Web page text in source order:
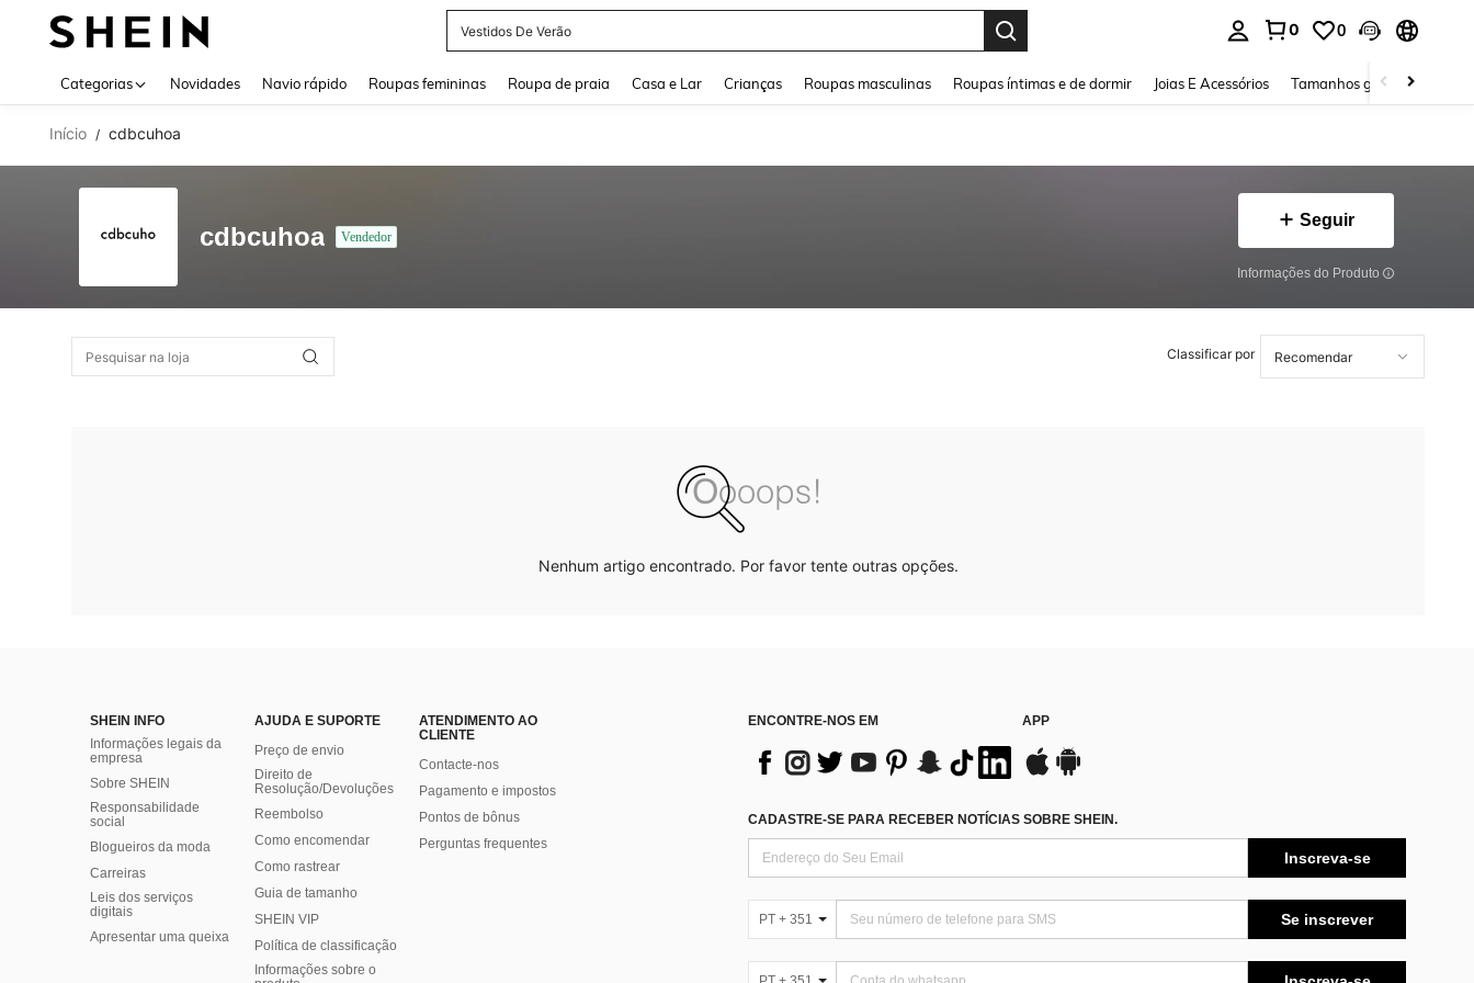
Vestidos De Verão
0 0
Categorias Novidades Navio rápido Roupas femininas Roupa de praia Casa e Lar Crianças Roupas masculinas Roupas íntimas e de dormir Joias E Acessórios Tamanhos grandes
Início / cdbcuhoa
cdbcuhoa Vendedor
Seguir
Informações do Produto
Classificar por
Nenhum artigo encontrado. Por favor tente outras opções.
SHEIN INFO
Informações legais da
empresa
Sobre SHEIN
Responsabilidade
social
Blogueiros da moda
Carreiras
Leis dos serviços
digitais
Apresentar uma queixa
AJUDA E SUPORTE
Preço de envio
Direito de
Resolução/Devoluções
Reembolso
Como encomendar
Como rastrear
Guia de tamanho
SHEIN VIP
Política de classificação
​Informações sobre o
ATENDIMENTO AO
CLIENTE
Contacte-nos
Pagamento e impostos
Pontos de bônus
Perguntas frequentes
ENCONTRE-NOS EM APP
CADASTRE-SE PARA RECEBER NOTÍCIAS SOBRE SHEIN.
Inscreva-se
PT + 351 Se inscrever